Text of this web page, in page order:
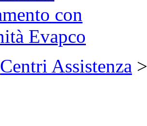
con
Evapco
Centri Assistenza